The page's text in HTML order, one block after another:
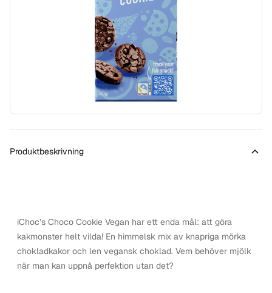
Produktbeskrivning
iChoc’s Choco Cookie Vegan har ett enda mål: att göra
kakmonster helt vilda! En himmelsk mix av knapriga mörka
chokladkakor och len vegansk choklad. Vem behöver mjölk
när man kan uppnå perfektion utan det?